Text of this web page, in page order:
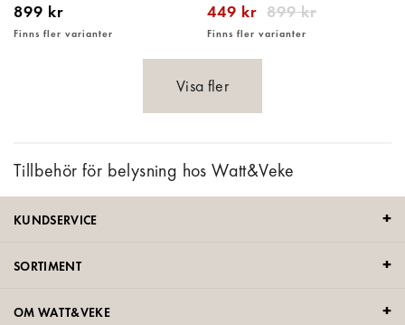
899 kr
Finns fler varianter
449 kr 899 kr
Finns fler varianter
Visa fler
Tillbehör för belysning hos Watt&Veke
KUNDSERVICE
SORTIMENT
OM WATT&VEKE